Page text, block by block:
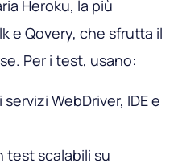
Heroku, la più
e Qovery, che sfrutta il
Per i test, usano:
WebDriver, IDE e
test scalabili su